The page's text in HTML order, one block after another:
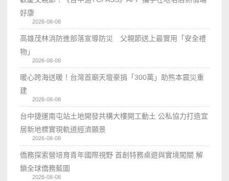
好康
2026-08-08
高雄茂林消防進部落宣導防災 父親節送上最實用「安全禮
物」
2026-08-08
暖心跨海送暖！台灣首廟天壇豪捐「300萬」助熊本震災重
建
2026-08-08
台中捷運南屯站土地開發共構大樓開工動土 公私協力打造宜
居新地標實現軌道經濟願景
2026-08-08
僑務探索營培育青年國際視野 首創特務桌遊與實境闖關 解
鎖全球僑務藍圖
2026-08-08